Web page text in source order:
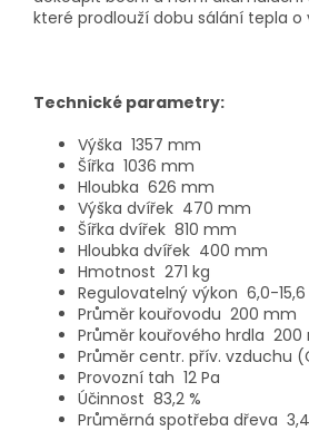
které prodlouží dobu sálání tepla o
Technické parametry:
Výška 1357 mm
Šířka 1036 mm
Hloubka 626 mm
Výška dvířek 470 mm
Šířka dvířek 810 mm
Hloubka dvířek 400 mm
Hmotnost 271 kg
Regulovatelný výkon 6,0-
Průměr kouřovodu 200 mm
Průměr kouřového hrdla 200
Průměr centr. přív. vzduchu
Provozní tah 12 Pa
Účinnost 83,2 %
Průměrná spotřeba dřeva